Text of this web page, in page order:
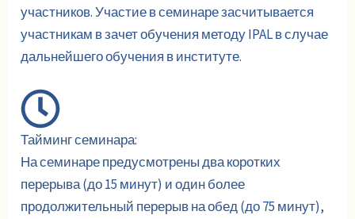
участников. Участие в семинаре засчитывается
участникам в зачет обучения методу IPAL в случае
дальнейшего обучения в институте.
Тайминг семинара:
На семинаре предусмотрены два коротких
перерыва (до 15 минут) и один более
продолжительный перерыв на обед (до 75 минут),